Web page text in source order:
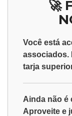
🚀
Você está
associados.
tarja
Ainda não é
Aproveite e